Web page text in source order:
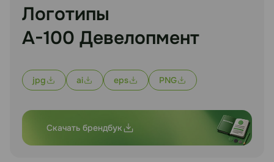
Логотипы
А-100 Девелопмент
jpg ai eps PNG
Скачать брендбук